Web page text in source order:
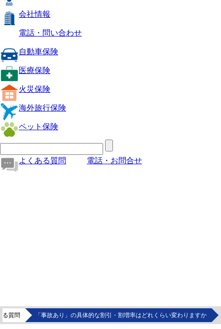
会社情報
電話・問い合わせ
自動車保険
医療保険
火災保険
海外旅行保険
ペット保険
よくある質問 電話・お問合せ
る質問 「事故あり」の具体的な割引・割増率はどれくらい変わりますか